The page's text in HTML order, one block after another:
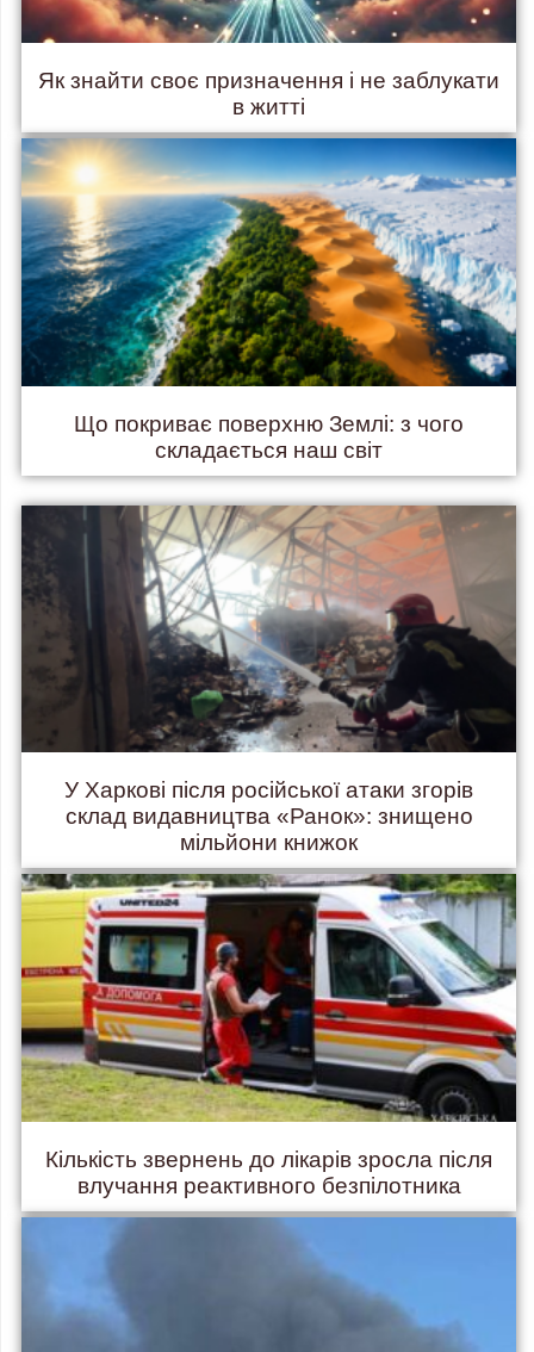
Як знайти своє призначення і не заблукати
в житті
Що покриває поверхню Землі: з чого
складається наш світ
У Харкові після російської атаки згорів
склад видавництва «Ранок»: знищено
мільйони книжок
Кількість звернень до лікарів зросла після
влучання реактивного безпілотника